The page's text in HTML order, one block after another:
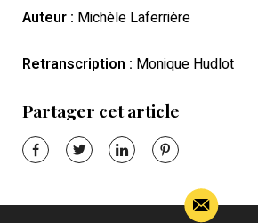
Auteur : Michèle Laferrière
Retranscription : Monique Hudlot
Partager cet article